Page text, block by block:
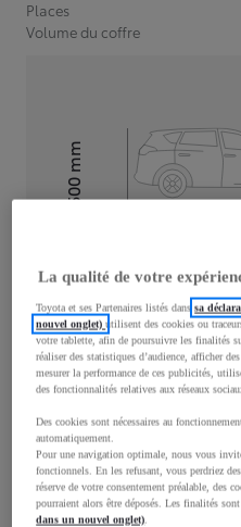
Places
Volume du coffre
Hauteur
1 500
mm
Consommation mixte
La qualité de votre
Toyota et ses Partenaires listés danssa
nouvel onglet)utilisent des cookies ou
votre tablette, afin de poursuivre les finalités
réaliser des statistiques d’audience, afficher
mesurer la performance de ces publicités,
des fonctionnalités relatives aux réseaux
Des cookies sont nécessaires au
automatiquement.
Pour une navigation optimale, nous vous
fonctionnels. En les refusant, vous perdriez
réserve de votre consentement préalable, des
pourraient alors être déposés. Les finalités
dans un nouvel onglet).